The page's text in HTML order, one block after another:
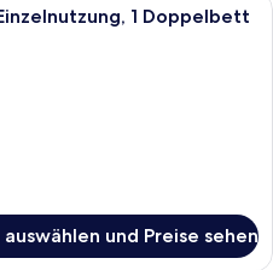
1 Doppelbett
und Preise sehen